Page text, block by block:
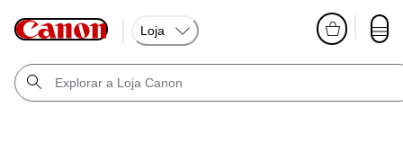
Loja